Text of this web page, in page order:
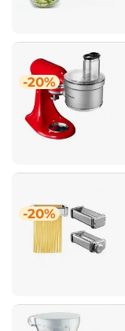
-20%
-20%